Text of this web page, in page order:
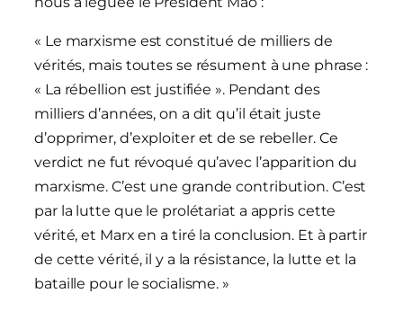
« Le marxisme est constitué de milliers de
vérités, mais toutes se résument à une phrase :
« La rébellion est justifiée ». Pendant des
milliers d’années, on a dit qu’il était juste
d’opprimer, d’exploiter et de se rebeller. Ce
verdict ne fut révoqué qu’avec l’apparition du
marxisme. C’est une grande contribution. C’est
par la lutte que le prolétariat a appris cette
vérité, et Marx en a tiré la conclusion. Et à partir
de cette vérité, il y a la résistance, la lutte et la
bataille pour le socialisme. »